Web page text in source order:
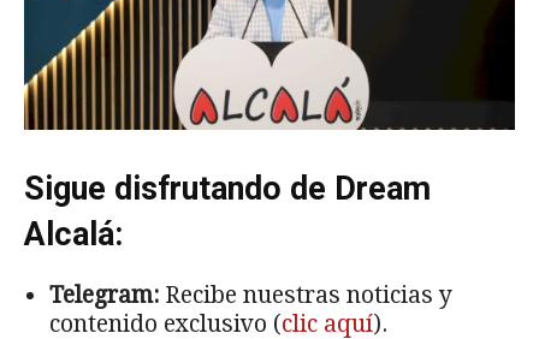
Sigue disfrutando de Dream
Alcalá:
Telegram: Recibe nuestras noticias y
contenido exclusivo (clic aquí).